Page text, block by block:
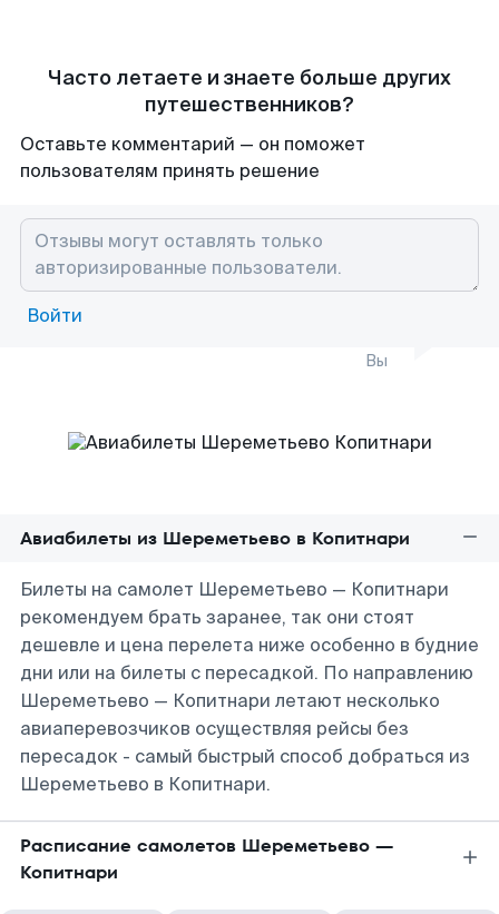
Часто летаете и знаете больше других
путешественников?
Оставьте комментарий — он поможет
пользователям принять решение
Войти
Вы
Авиабилеты из Шереметьево в Копитнари
Билеты на самолет Шереметьево — Копитнари
рекомендуем брать заранее, так они стоят
дешевле и цена перелета ниже особенно в будние
дни или на билеты с пересадкой. По направлению
Шереметьево — Копитнари летают несколько
авиаперевозчиков осуществляя рейсы без
пересадок - самый быстрый способ добраться из
Шереметьево в Копитнари.
Расписание самолетов Шереметьево —
Копитнари